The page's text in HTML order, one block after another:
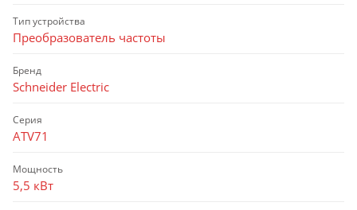
Тип устройства
Преобразователь частоты
Бренд
Schneider Electric
Серия
ATV71
Мощность
5,5 кВт